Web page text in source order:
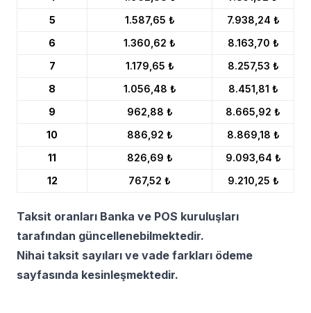
5
1.587,65 ₺
7.938,24 ₺
6
1.360,62 ₺
8.163,70 ₺
7
1.179,65 ₺
8.257,53 ₺
8
1.056,48 ₺
8.451,81 ₺
9
962,88 ₺
8.665,92 ₺
10
886,92 ₺
8.869,18 ₺
11
826,69 ₺
9.093,64 ₺
12
767,52 ₺ 9.210,25 ₺
Taksit oranları Banka ve POS kuruluşları
tarafından güncellenebilmektedir.
Nihai taksit sayıları ve vade farkları ödeme
sayfasında kesinleşmektedir.